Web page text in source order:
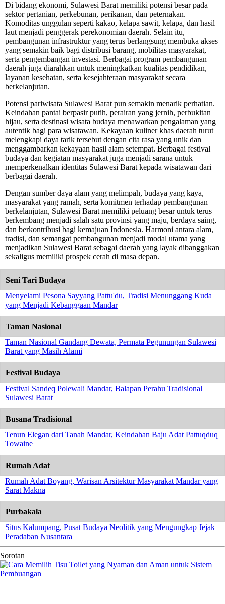
Di bidang ekonomi, Sulawesi Barat memiliki potensi besar pada
sektor pertanian, perkebunan, perikanan, dan peternakan.
Komoditas unggulan seperti kakao, kelapa sawit, kelapa, dan hasil
laut menjadi penggerak perekonomian daerah. Selain itu,
pembangunan infrastruktur yang terus berlangsung membuka akses
yang semakin baik bagi distribusi barang, mobilitas masyarakat,
serta pengembangan investasi. Berbagai program pembangunan
daerah juga diarahkan untuk meningkatkan kualitas pendidikan,
layanan kesehatan, serta kesejahteraan masyarakat secara
berkelanjutan.
Potensi pariwisata Sulawesi Barat pun semakin menarik perhatian.
Keindahan pantai berpasir putih, perairan yang jernih, perbukitan
hijau, serta destinasi wisata budaya menawarkan pengalaman yang
autentik bagi para wisatawan. Kekayaan kuliner khas daerah turut
melengkapi daya tarik tersebut dengan cita rasa yang unik dan
menggambarkan kekayaan hasil alam setempat. Berbagai festival
budaya dan kegiatan masyarakat juga menjadi sarana untuk
memperkenalkan identitas Sulawesi Barat kepada wisatawan dari
berbagai daerah.
Dengan sumber daya alam yang melimpah, budaya yang kaya,
masyarakat yang ramah, serta komitmen terhadap pembangunan
berkelanjutan, Sulawesi Barat memiliki peluang besar untuk terus
berkembang menjadi salah satu provinsi yang maju, berdaya saing,
dan berkontribusi bagi kemajuan Indonesia. Harmoni antara alam,
tradisi, dan semangat pembangunan menjadi modal utama yang
menjadikan Sulawesi Barat sebagai daerah yang layak dibanggakan
sekaligus memiliki prospek cerah di masa depan.
Seni Tari Budaya
Menyelami Pesona Sayyang Pattu'du, Tradisi Menunggang Kuda
yang Menjadi Kebanggaan Mandar
Taman Nasional
Taman Nasional Gandang Dewata, Permata Pegunungan Sulawesi
Barat yang Masih Alami
Festival Budaya
Festival Sandeq Polewali Mandar, Balapan Perahu Tradisional
Sulawesi Barat
Busana Tradisional
Tenun Elegan dari Tanah Mandar, Keindahan Baju Adat Pattuqduq
Towaine
Rumah Adat
Rumah Adat Boyang, Warisan Arsitektur Masyarakat Mandar yang
Sarat Makna
Purbakala
Situs Kalumpang, Pusat Budaya Neolitik yang Mengungkap Jejak
Peradaban Nusantara
Sorotan